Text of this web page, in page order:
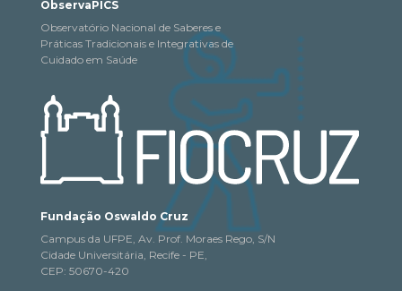
ObservaPICS
Observatório Nacional de Saberes e
Práticas Tradicionais e Integrativas de
Cuidado em Saúde
Fundação Oswaldo Cruz
Campus da UFPE, Av. Prof. Moraes Rego, S/N
Cidade Universitária, Recife - PE,
CEP: 50670-420